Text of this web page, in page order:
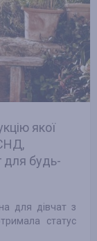
якої
для будь-
для дівчат з
статус